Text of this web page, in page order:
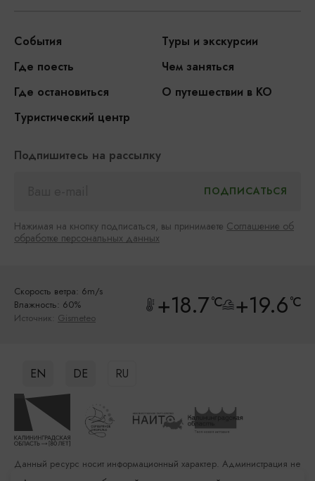
События
Туры и экскурсии
Где поесть
Чем заняться
Где остановиться
О путешествии в КО
Туристический центр
Подпишитесь на рассылку
Нажимая на кнопку подписаться, вы принимаете Соглашение об
обработке персональных данных
Скорость ветра: 6m/s
Влажность: 60%
Источник: Gismeteo +18.7°C +19.6°C
EN DE RU
Данный ресурс носит информационный характер. Администрация не
несет ответственности за качество услуг, предоставленных